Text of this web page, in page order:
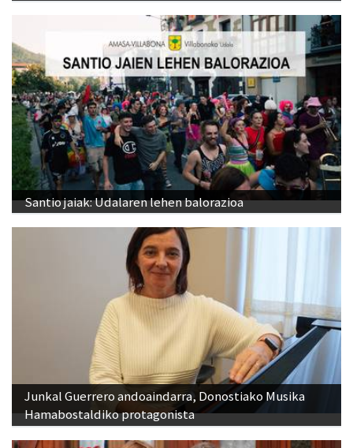
Santio jaiak: Udalaren lehen balorazioa
Junkal Guerrero andoaindarra, Donostiako Musika
Hamabostaldiko protagonista